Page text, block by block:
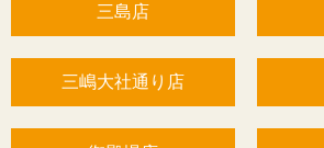
三島店
三嶋大社通り店